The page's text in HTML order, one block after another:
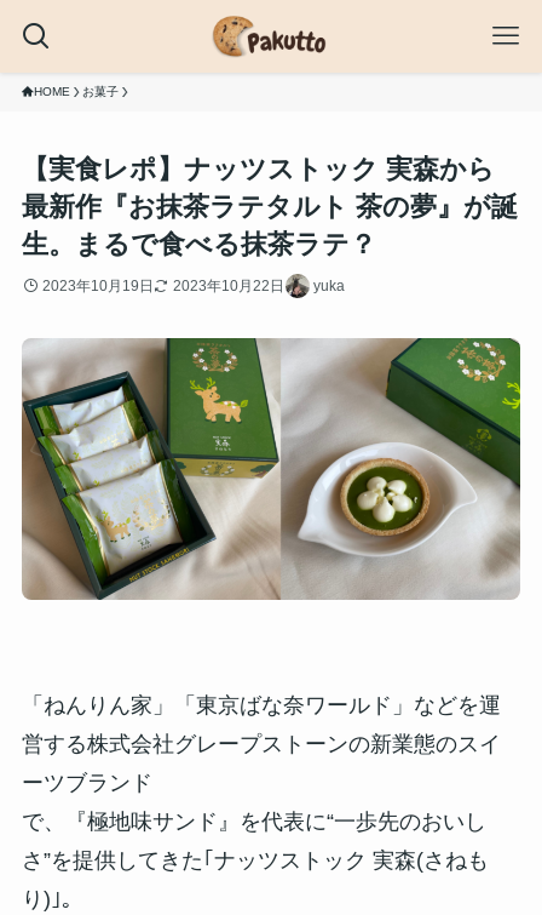
HOME お菓子
【実食レポ】ナッツストック 実森から
最新作『お抹茶ラテタルト 茶の夢』が誕
生。まるで食べる抹茶ラテ？
2023年10月19日 2023年10月22日 yuka
「ねんりん家」「東京ばな奈ワールド」などを運
営する株式会社グレープストーンの新業態のスイ
ーツブランド
で、『極地味サンド』を代表に“⼀歩先のおいし
さ”を提供してきた｢ナッツストック 実森(さねも
り)｣。